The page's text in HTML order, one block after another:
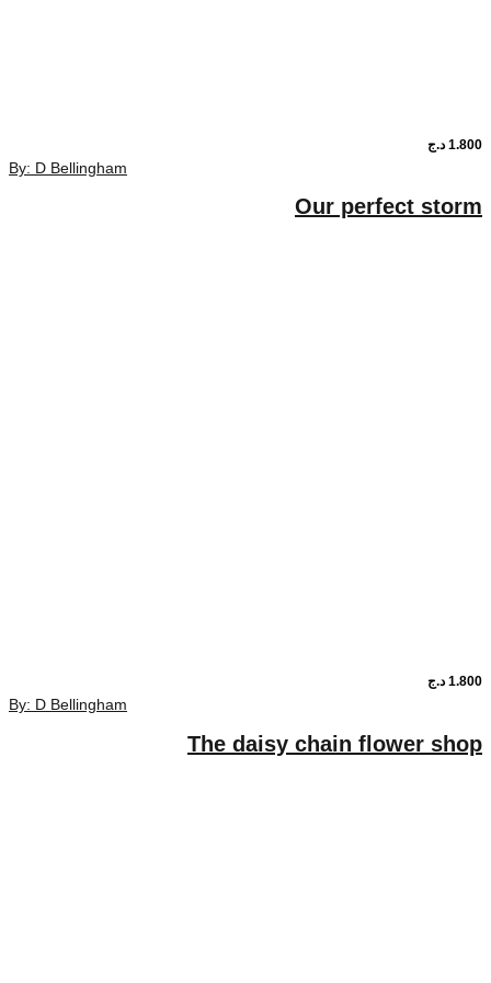
By: D Bellingham
Our
By: D Bellingham
The daisy chain